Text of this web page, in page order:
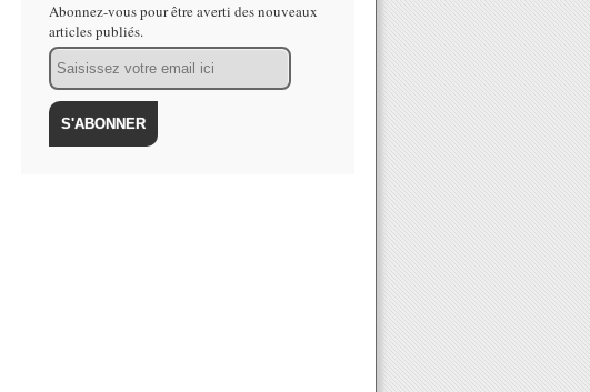
Abonnez-vous pour être averti des nouveaux
articles publiés.
Email